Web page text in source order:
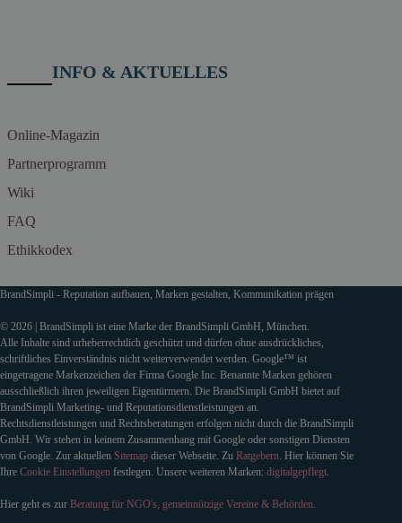
INFO & AKTUELLES
Online-Magazin
Partnerprogramm
Wiki
FAQ
Ethikkodex
BrandSimpli - Reputation aufbauen, Marken gestalten, Kommunikation prägen
© 2026 | BrandSimpli ist eine Marke der BrandSimpli GmbH, München.
Alle Inhalte sind urheberrechtlich geschützt und dürfen ohne ausdrückliches,
schriftliches Einverständnis nicht weiterverwendet werden. Google™ ist
eingetragene Markenzeichen der Firma Google Inc. Benannte Marken gehören
ausschließlich ihren jeweiligen Eigentürmern. Die BrandSimpli GmbH bietet auf
BrandSimpli Marketing- und Reputationsdienstleistungen an.
Rechtsdienstleistungen und Rechtsberatungen erfolgen nicht durch die BrandSimpli
GmbH. Wir stehen in keinem Zusammenhang mit Google oder sonstigen Diensten
von Google. Zur aktuellen Sitemap dieser Webseite. Zu Ratgebern. Hier können Sie
Ihre Cookie Einstellungen festlegen. Unsere weiteren Marken: digitalgepflegt.
Hier geht es zur Beratung für NGO's, gemeinnützige Vereine & Behörden.